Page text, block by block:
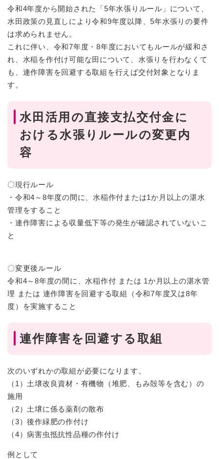
令和4年度から開始された「5年水張りルール」について、
水田政策の見直しにより令和9年度以降、5年水張りの要件
は求められません。
これに伴い、令和7年度・8年度においてもルールが緩和さ
れ、水稲を作付け可能な田について、水張りを行わなくて
も、連作障害を回避する取組を行えば交付対象となりま
す。
水田活用の直接支払交付金に
おける水張りルールの変更内
容​
〇現行ルール
・令和4～8年度の間に、水稲作付または1か月以上の湛水
管理をすること
・連作障害による収量低下等の発生が確認されていないこ
と
〇変更後ルール
令和4～8年度の間に、水稲作付 または 1か月以上の湛水管
理 または 連作障害を回避する取組（令和7年度又は8年
度）を実施すること
連作障害を回避する取組
次のいずれかの取組が必要になります。
（1）土壌改良資材・有機物（堆肥、もみ殻等を含む）の
施用
（2）土壌に係る薬剤の散布
（3）後作緑肥の作付け
（4）病害虫抵抗性品種の作付け
例として